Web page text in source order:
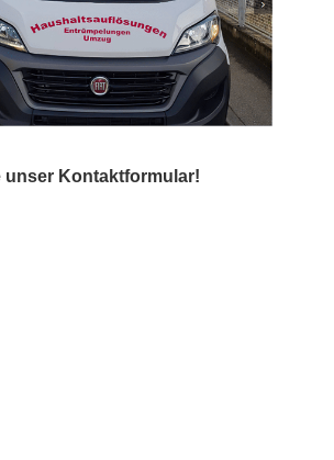
unser Kontaktformular!